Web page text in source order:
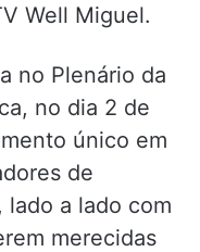
Well Miguel.
no Plenário da
no dia 2 de
único em
de
lado a lado com
merecidas